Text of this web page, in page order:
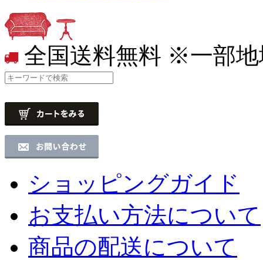
全国送料無料 ※一部地
ショッピングガイド
お支払い方法について
商品の配送について